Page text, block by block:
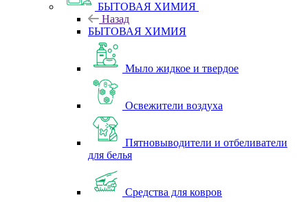
БЫТОВАЯ ХИМИЯ
Назад
БЫТОВАЯ ХИМИЯ
Мыло жидкое и твердое
Освежители воздуха
Пятновыводители и отбеливатели
для белья
Средства для ковров